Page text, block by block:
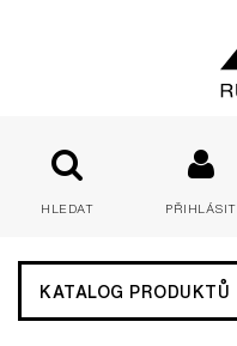
HLEDAT PŘIHLÁSIT
KATALOG PRODUKTŮ